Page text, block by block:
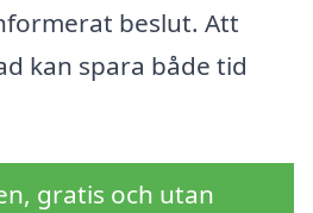
beslut. Att
kan spara både tid
gratis och utan